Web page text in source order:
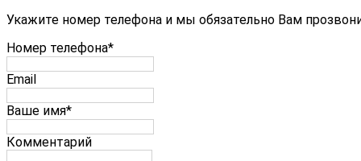
Укажите номер телефона и мы обязательно Вам
Номер телефона*
Email
Ваше имя*
Комментарий